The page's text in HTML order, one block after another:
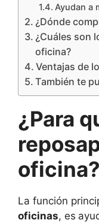
Ayudan a
¿Dónde
¿Cuáles son
oficina?
Ventajas de
También te
¿Para
oficina?
La función
oficinas, es